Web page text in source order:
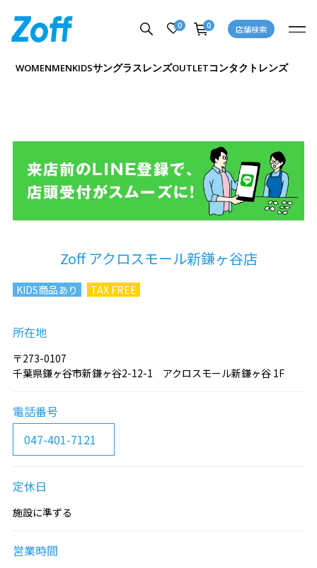
0 0 店舗検索
WOMENMENKIDSサングラスレンズOUTLETコンタクトレンズ
Zoff アクロスモール新鎌ヶ谷店
KIDS商品あり TAX FREE
所在地
〒273-0107
千葉県鎌ヶ谷市新鎌ヶ谷2-12-1 アクロスモール新鎌ヶ谷 1F
電話番号
047-401-7121
定休日
施設に準ずる
営業時間